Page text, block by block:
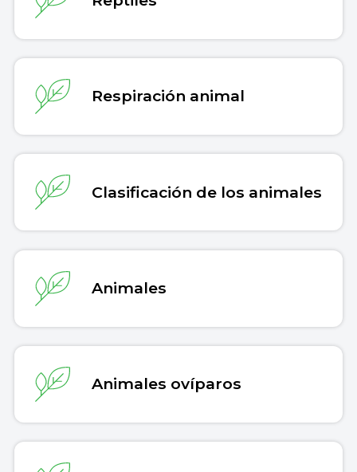
Respiración animal
Clasificación de los animales
Animales
Animales ovíparos